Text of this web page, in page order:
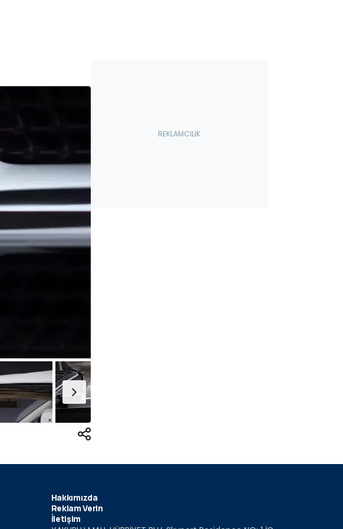
Hakkımızda
Reklam Verin
İletişim